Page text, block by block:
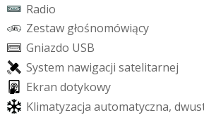
Radio
Zestaw głośnomówiący
Gniazdo USB
System nawigacji satelitarnej
Ekran dotykowy
Klimatyzacja automatyczna, dwus